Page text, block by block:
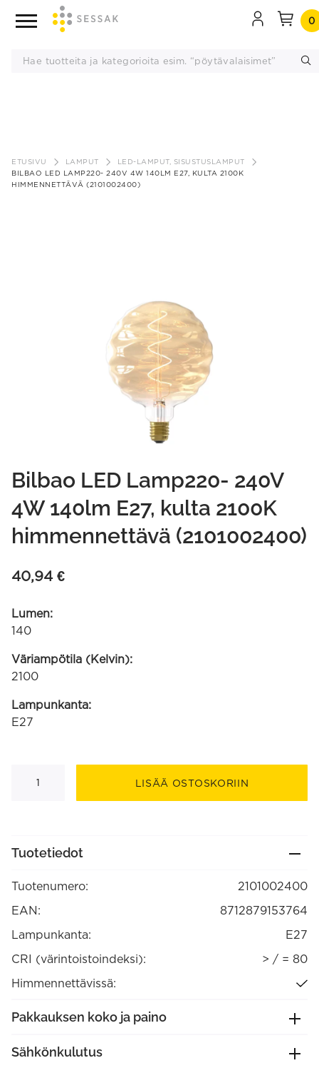
sisältöön
0
ETUSIVU LAMPUT
LED-LAMPUT, SISUSTUSLAMPUT
BILBAO LED LAMP220- 240V 4W 140LM E27, KULTA 2100K
HIMMENNETTÄVÄ (2101002400)
Bilbao LED Lamp220- 240V
4W 140lm E27, kulta 2100K
himmennettävä (2101002400)
40,94 €
Lumen:
140
Väriampötila (Kelvin):
2100
Lampunkanta:
E27
2100K
määrä
LISÄÄ OSTOSKORIIN
Tuotetiedot
Tuotenumero:
2101002400
EAN:
8712879153764
Lampunkanta:
E27
CRI (värintoistoindeksi):
> / = 80
Himmennettävissä:
Pakkauksen koko ja paino
Sähkönkulutus